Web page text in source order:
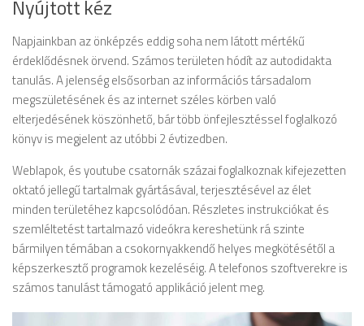
Nyújtott kéz
Napjainkban az önképzés eddig soha nem látott mértékű
érdeklődésnek örvend. Számos területen hódít az autodidakta
tanulás. A jelenség elsősorban az információs társadalom
megszületésének és az internet széles körben való
elterjedésének köszönhető, bár több önfejlesztéssel foglalkozó
könyv is megjelent az utóbbi 2 évtizedben.
Weblapok, és youtube csatornák százai foglalkoznak kifejezetten
oktató jellegű tartalmak gyártásával, terjesztésével az élet
minden területéhez kapcsolódóan. Részletes instrukciókat és
szemléltetést tartalmazó videókra kereshetünk rá szinte
bármilyen témában a csokornyakkendő helyes megkötésétől a
képszerkesztő programok kezeléséig. A telefonos szoftverekre is
számos tanulást támogató applikáció jelent meg.